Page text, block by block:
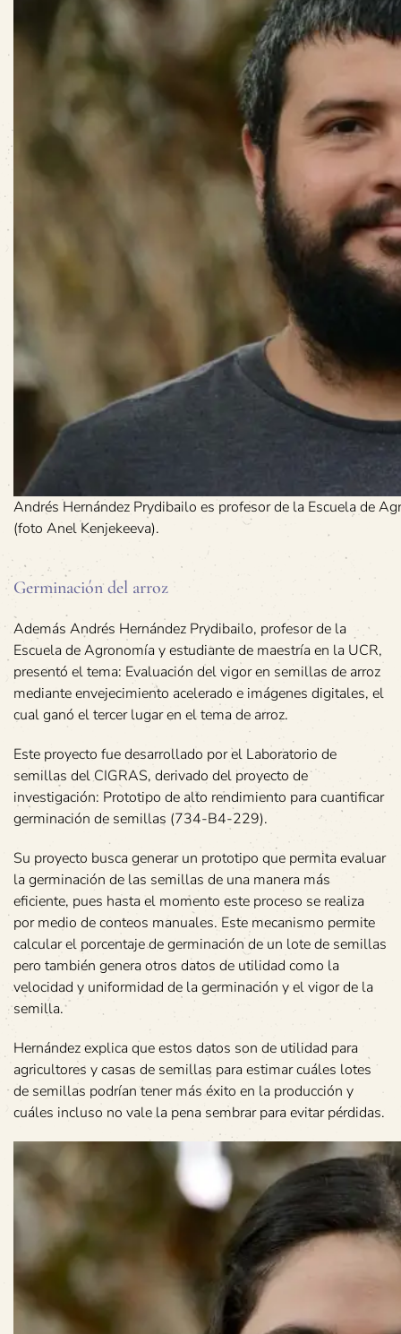
Andrés Hernández Prydibailo es profesor de la Escuela de
(foto Anel Kenjekeeva).
Germinación del arroz
Además Andrés Hernández Prydibailo, profesor de la
Escuela de Agronomía y estudiante de maestría en la UCR,
presentó el tema: Evaluación del vigor en semillas de arroz
mediante envejecimiento acelerado e imágenes digitales, el
cual ganó el tercer lugar en el tema de arroz.
Este proyecto fue desarrollado por el Laboratorio de
semillas del CIGRAS, derivado del proyecto de
investigación: Prototipo de alto rendimiento para cuantificar
germinación de semillas (734-B4-229).
Su proyecto busca generar un prototipo que permita evaluar
la germinación de las semillas de una manera más
eficiente, pues hasta el momento este proceso se realiza
por medio de conteos manuales. Este mecanismo permite
calcular el porcentaje de germinación de un lote de semillas
pero también genera otros datos de utilidad como la
velocidad y uniformidad de la germinación y el vigor de la
semilla.
Hernández explica que estos datos son de utilidad para
agricultores y casas de semillas para estimar cuáles lotes
de semillas podrían tener más éxito en la producción y
cuáles incluso no vale la pena sembrar para evitar pérdidas.